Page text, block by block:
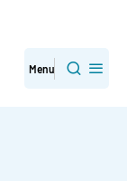
Menu Zoeken